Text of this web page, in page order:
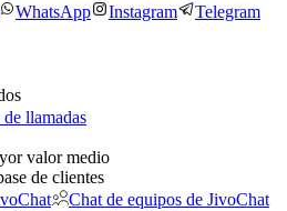
WhatsApp Instagram Telegram
llamadas
valor medio
de clientes
Chat de equipos de JivoChat